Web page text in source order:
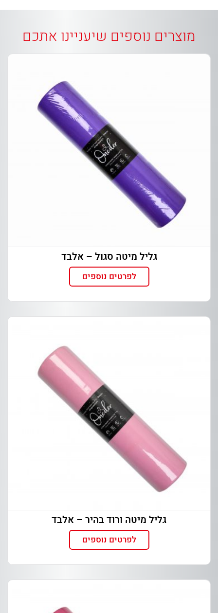
מוצרים נוספים שיעניינו אתכם
גליל מיטה סגול – אלבד
לפרטים נוספים
גליל מיטה ורוד בהיר – אלבד
לפרטים נוספים